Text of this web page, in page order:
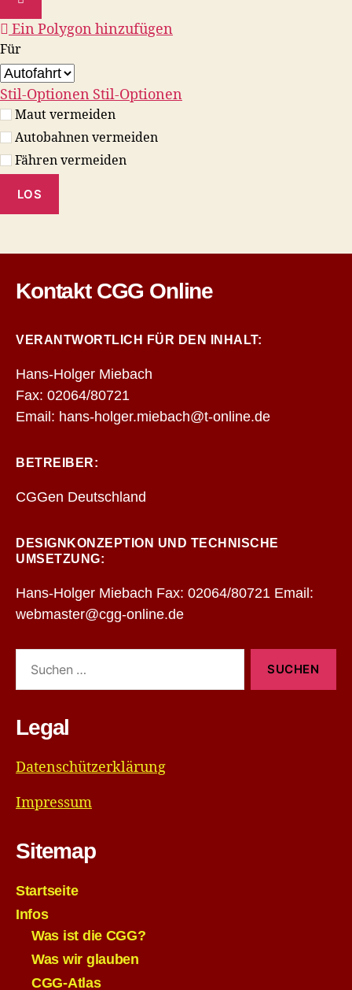
Ein Polygon hinzufügen
Für
Stil-Optionen Stil-Optionen
Maut vermeiden
Autobahnen vermeiden
Fähren vermeiden
Kontakt CGG Online
VERANTWORTLICH FÜR DEN INHALT:
Hans-Holger Miebach
Fax: 02064/80721
Email: hans-holger.miebach@t-online.de
BETREIBER:
CGGen Deutschland
DESIGNKONZEPTION UND TECHNISCHE
UMSETZUNG:
Hans-Holger Miebach Fax: 02064/80721 Email:
webmaster@cgg-online.de
nach:
Legal
Datenschützerklärung
Impressum
Sitemap
Startseite
Infos
Was ist die CGG?
Was wir glauben
CGG-Atlas